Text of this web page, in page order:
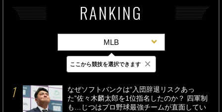
RANKING
MLB
最新 24時間 週間
なぜソフトバンクは“入団辞退リスクあっ
た”佐々木麟太郎を1位指名したのか？ 四軍制
も…じつはプロ野球最強チームが直面してい
ここから競技を選択できます ×